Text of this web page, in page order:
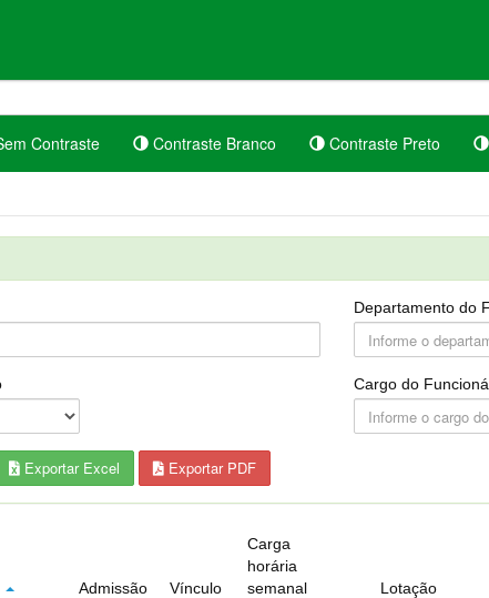
Contraste Contraste Branco Contraste Preto
Departamento do
Cargo do
Exportar Excel Exportar PDF
Admissão Vínculo
Carga
horária
semanal
Lotação